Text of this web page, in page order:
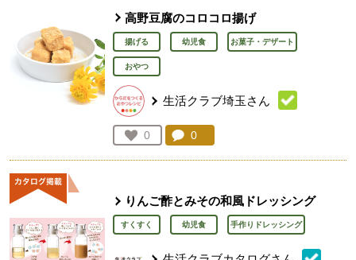
高野豆腐のコロコロ揚げ
揚げる 幼児食 お菓子・デザート
おやつ
生活クラブ埼玉さん
お気に入り登録：
0
人が登録
コメント：
0
りんご酢とみその和風ドレッシング
すくすく 幼児食 手作りドレッシング